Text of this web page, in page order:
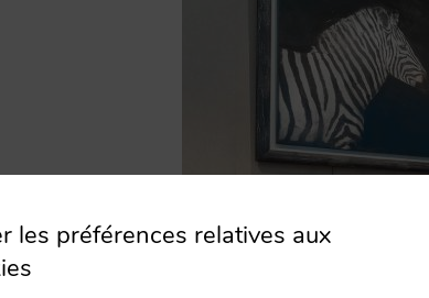
&
exclusifs
à
les préférences relatives aux